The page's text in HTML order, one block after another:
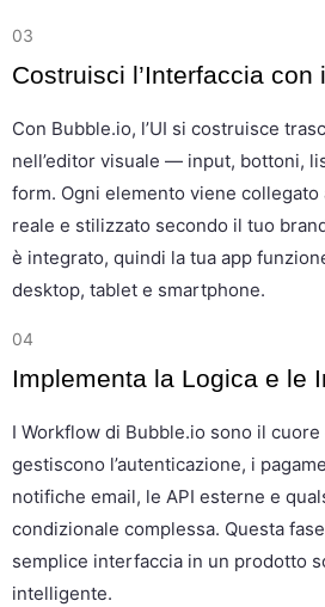
03
Costruisci l’Interfaccia con
Con Bubble.io, l’UI si costruisce
nell’editor visuale — input, bottoni,
form. Ogni elemento viene collegato
reale e stilizzato secondo il tuo
è integrato, quindi la tua app
desktop, tablet e smartphone.
04
Implementa la Logica e le
I Workflow di Bubble.io sono il cuore
gestiscono l’autenticazione, i
notifiche email, le API esterne e
condizionale complessa. Questa
semplice interfaccia in un prodotto
intelligente.